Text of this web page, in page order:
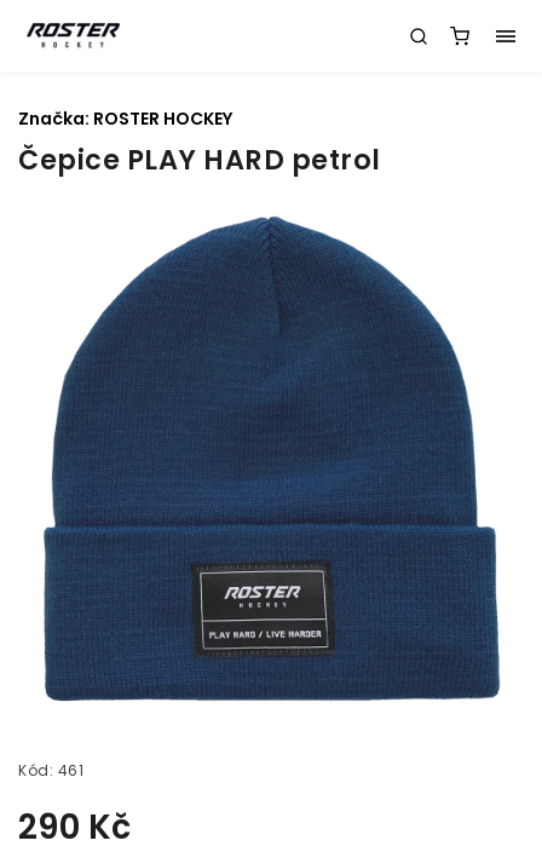
Čepice PLAY HARD petrol
Kód: 461
290 Kč
Značka: ROSTER HOCKEY